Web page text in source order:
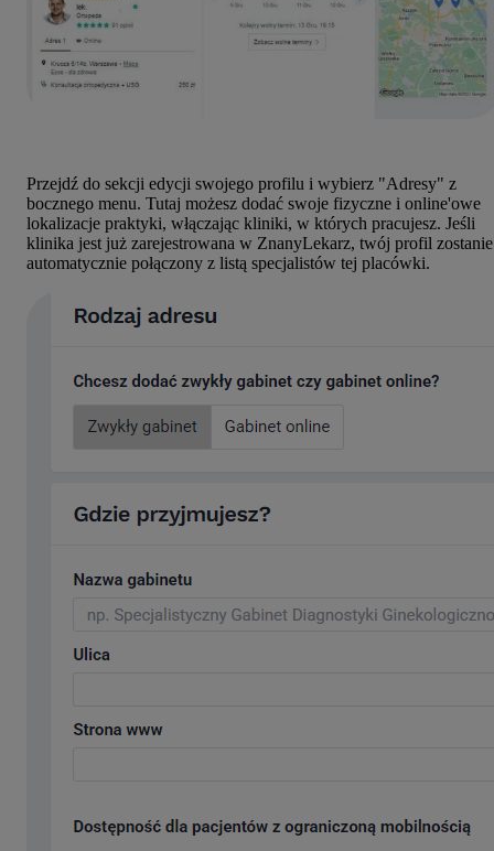
Przejdź do sekcji edycji swojego profilu i wybierz "Adresy" z
bocznego menu. Tutaj możesz dodać swoje fizyczne i online'owe
lokalizacje praktyki, włączając kliniki, w których pracujesz. Jeśli
klinika jest już zarejestrowana w ZnanyLekarz, twój profil zostanie
automatycznie połączony z listą specjalistów tej placówki.